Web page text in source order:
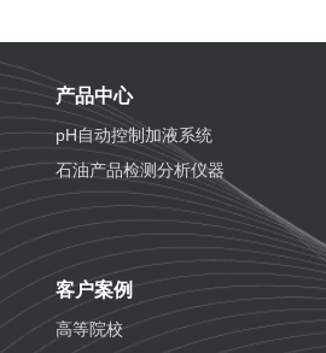
产品中心
pH自动控制加液系统
石油产品检测分析仪器
客户案例
高等院校